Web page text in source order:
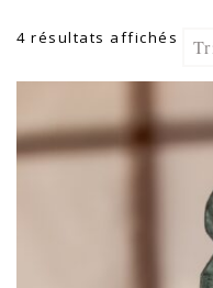
4 résultats affichés
du
plus
au
plus